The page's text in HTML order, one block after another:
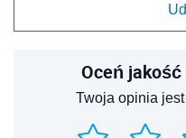
Oceń jakość
Twoja opinia